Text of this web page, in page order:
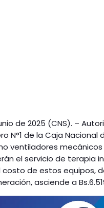
de 2025 (CNS). –
N°1 de la Caja Nacional
ventiladores
el servicio de terapia
costo de estos equipos,
asciende a